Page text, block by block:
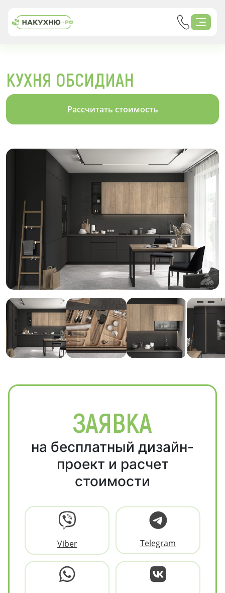
КУХНЯ ОБСИДИАН
Рассчитать стоимость
ЗАЯВКА
на бесплатный дизайн-
проект и расчет
стоимости
Viber Telegram